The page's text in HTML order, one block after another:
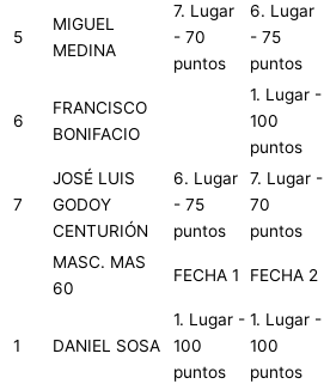
5
MIGUEL
MEDINA
7. Lugar
- 70
puntos
6. Lugar
- 75
puntos
6
FRANCISCO
BONIFACIO
1. Lugar -
100
puntos
7
JOSÉ LUIS
GODOY
CENTURIÓN
6. Lugar
- 75
puntos
7. Lugar -
70
puntos
MASC. MAS
60
FECHA 1 FECHA 2
1 DANIEL SOSA
1. Lugar -
100
puntos
1. Lugar -
100
puntos